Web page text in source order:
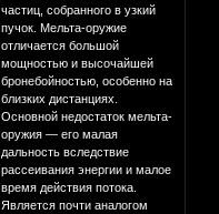
частиц, собранного в узкий
пучок. Мельта-оружие
отличается большой
мощностью и высочайшей
бронебойностью, особенно на
близких дистанциях.
Основной недостаток мельта-
оружия — его малая
дальность вследствие
рассеивания энергии и малое
время действия потока.
Является почти аналогом